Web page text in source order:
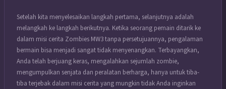
Setelah kita menyelesaikan langkah pertama, selanjutnya adalah
melangkah ke langkah berikutnya. Ketika seorang pemain ditarik ke
dalam misi cerita Zombies MW3 tanpa persetujuannya, pengalaman
bermain bisa menjadi sangat tidak menyenangkan. Terbayangkan,
Anda telah berjuang keras, mengalahkan sejumlah zombie,
mengumpulkan senjata dan peralatan berharga, hanya untuk tiba-
tiba terjebak dalam misi cerita yang mungkin tidak Anda inginkan